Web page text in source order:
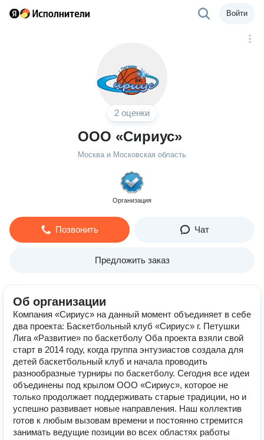
Войти
2 оценки
ООО «Сириус»
Москва и Московская область
Организация
Позвонить Чат
Предложить заказ
Об организации
Компания «Сириус» на данный момент объединяет в себе
два проекта: Баскетбольный клуб «Сириус» г. Петушки
Лига «Развитие» по баскетболу Оба проекта взяли свой
старт в 2014 году, когда группа энтузиастов создала для
детей баскетбольный клуб и начала проводить
разнообразные турниры по баскетболу. Сегодня все идеи
объединены под крылом ООО «Сириус», которое не
только продолжает поддерживать старые традиции, но и
успешно развивает новые направления. Наш коллектив
готов к любым вызовам времени и постоянно стремится
занимать ведущие позиции во всех областях работы